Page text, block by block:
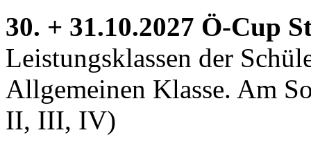
30. + 31.10.2027 Ö-Cup
Leistungsklassen der
Allgemeinen Klasse. Am
II, III, IV)